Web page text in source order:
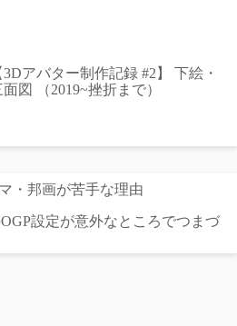
3Dアバター制作記録 #2】 下絵・
面図 （2019~挫折まで）
・邦画が苦手な理由
設定が意外なところでつまづ